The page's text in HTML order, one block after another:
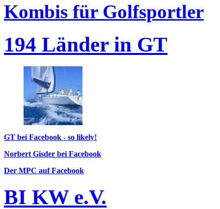
Kombis für Golfsportler
194 Länder in GT
GT bei Facebook - so likely!
Norbert Gisder bei Facebook
Der MPC auf Facebook
BI KW e.V.